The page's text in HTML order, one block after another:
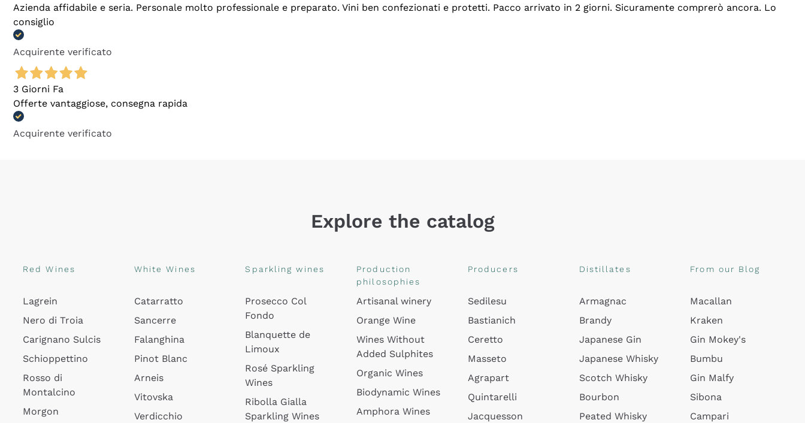
Azienda affidabile e seria. Personale molto professionale e preparato. Vini ben confezionati e protetti. Pacco arrivato in 2 giorni. Sicuramente comprerò ancora. Lo
consiglio
Acquirente verificato
3 Giorni Fa
Offerte vantaggiose, consegna rapida
Acquirente verificato
Explore the catalog
Red Wines
Lagrein
Nero di Troia
Carignano Sulcis
Schioppettino
Rosso di
Montalcino
Morgon
White Wines
Catarratto
Sancerre
Falanghina
Pinot Blanc
Arneis
Vitovska
Verdicchio
Sparkling wines
Prosecco Col
Fondo
Blanquette de
Limoux
Rosé Sparkling
Wines
Ribolla Gialla
Sparkling Wines
Production
philosophies
Artisanal winery
Orange Wine
Wines Without
Added Sulphites
Organic Wines
Biodynamic Wines
Amphora Wines
Producers
Sedilesu
Bastianich
Ceretto
Masseto
Agrapart
Quintarelli
Jacquesson
Distillates
Armagnac
Brandy
Japanese Gin
Japanese Whisky
Scotch Whisky
Bourbon
Peated Whisky
From our Blog
Macallan
Kraken
Gin Mokey's
Bumbu
Gin Malfy
Sibona
Campari